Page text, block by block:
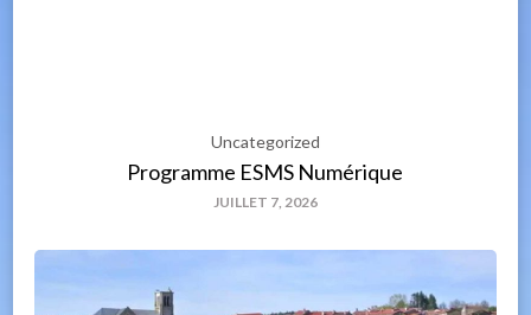
Uncategorized
Programme ESMS Numérique
JUILLET 7, 2026